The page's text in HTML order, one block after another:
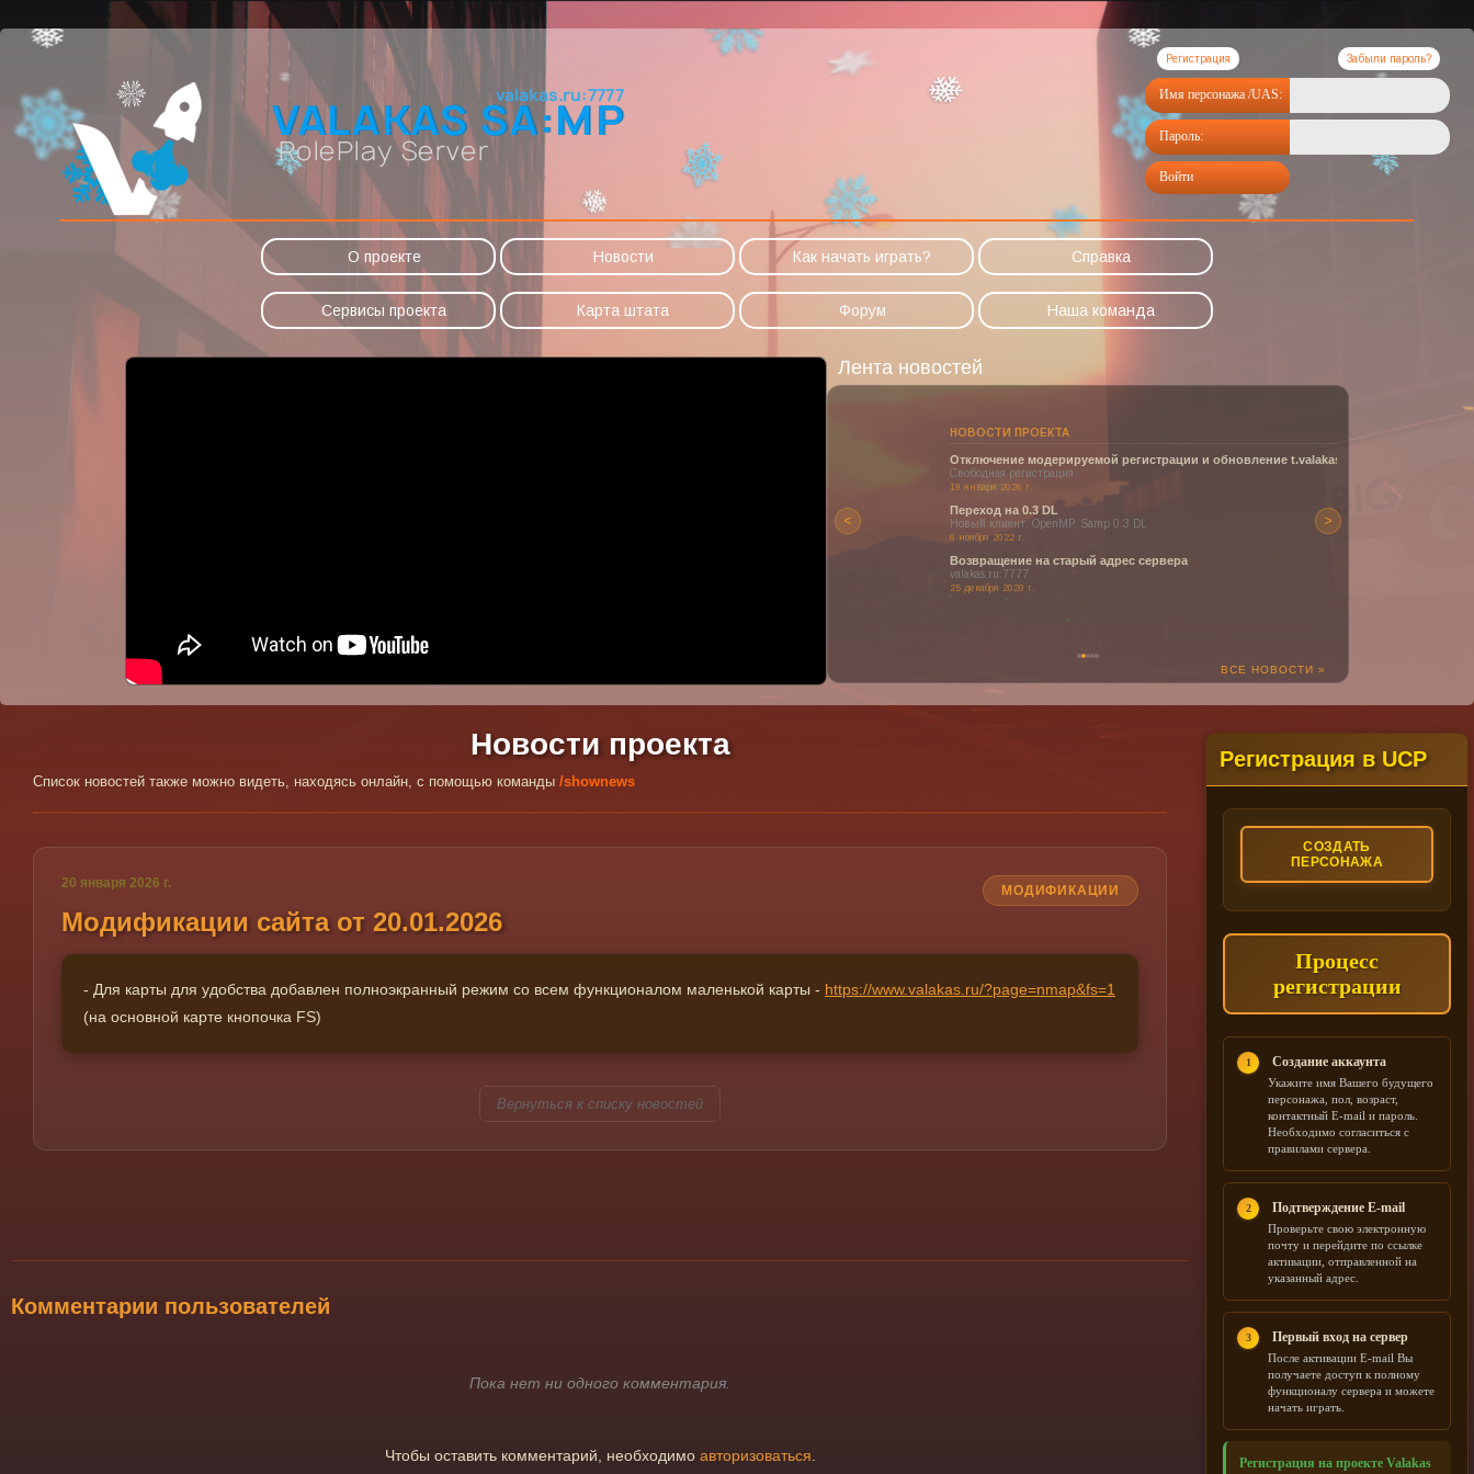
Регистрация Забыли пароль?
Имя персонажа /UAS:
Пароль:
Войти
О проекте Новости Как начать играть? Справка
Сервисы проекта Карта штата Форум Наша команда
Лента новостей
< >
НОВОСТИ ПРОЕКТА
Отключение модерируемой регистрации и обновление t.valakas.ru
Свободная регистрация
Переход на 0.3 DL
Новый клиент, OpenMP, Samp 0.3 DL
Возвращение на старый адрес сервера
ВСЕ НОВОСТИ »
Новости проекта
Список новостей также можно видеть, находясь онлайн, с помощью команды /shownews
МОДИФИКАЦИИ
20 января 2026 г.
Модификации сайта от 20.01.2026
- Для карты для удобства добавлен полноэкранный режим со всем функционалом маленькой карты - https://www.valakas.ru/?page=nmap&fs=1
(на основной карте кнопочка FS)
Вернуться к списку новостей
Комментарии пользователей
Пока нет ни одного комментария.
Чтобы оставить комментарий, необходимо авторизоваться
Регистрация в UCP
СОЗДАТЬ
ПЕРСОНАЖА
Процесс
регистрации
1 Создание аккаунта
Укажите имя Вашего будущего
персонажа, пол, возраст,
контактный E-mail и пароль.
Необходимо согласиться с
правилами сервера.
2 Подтверждение E-mail
Проверьте свою электронную
почту и перейдите по ссылке
активации, отправленной на
указанный адрес.
3 Первый вход на сервер
После активации E-mail Вы
получаете доступ к полному
функционалу сервера и можете
начать играть.
Регистрация на проекте Valakas